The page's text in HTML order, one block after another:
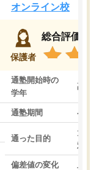
オンライン校
保護者
総合評価
通塾開始時の
学年
高3
通塾期間 4ヵ月
通った目的
大学
対策
偏差値の変化